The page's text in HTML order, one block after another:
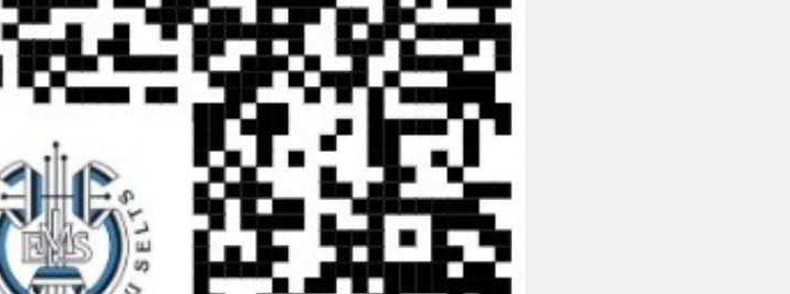
Tantsuetendus
"Loodud jääma"
Gaudeamus 65.
aastapäev
Rahvusülikool 100
Emakeelne ülikool
tähistas sünnipäeva